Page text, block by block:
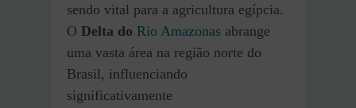
sendo vital para a agricultura egípcia.
O Delta do Rio Amazonas abrange
uma vasta área na região norte do
Brasil, influenciando
significativamente